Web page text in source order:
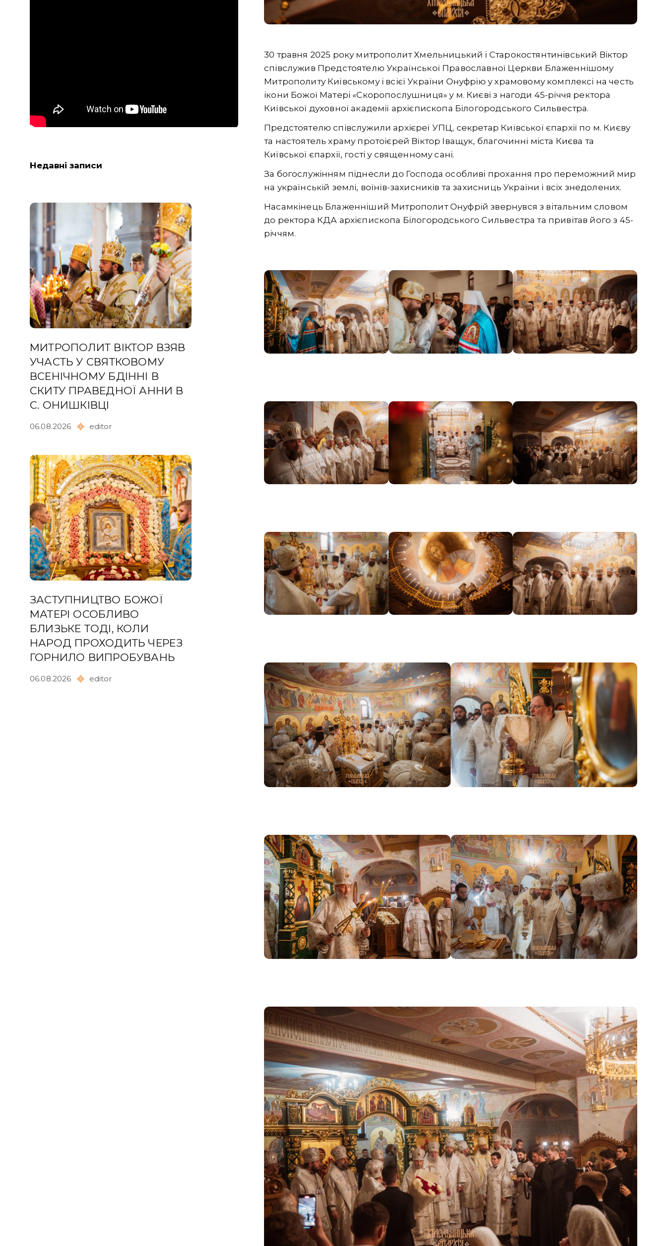
Недавні записи
МИТРОПОЛИТ ВІКТОР ВЗЯВ
УЧАСТЬ У СВЯТКОВОМУ
ВСЕНІЧНОМУ БДІННІ В
СКИТУ ПРАВЕДНОЇ АННИ В
С. ОНИШКІВЦІ
06.08.2026 editor
ЗАСТУПНИЦТВО БОЖОЇ
МАТЕРІ ОСОБЛИВО
БЛИЗЬКЕ ТОДІ, КОЛИ
НАРОД ПРОХОДИТЬ ЧЕРЕЗ
ГОРНИЛО ВИПРОБУВАНЬ
06.08.2026 editor
30 травня 2025 року митрополит Хмельницький і Старокостянтинівський Віктор
співслужив Предстоятелю Української Православної Церкви Блаженнішому
Митрополиту Київському і всієї України Онуфрію у храмовому комплексі на честь
ікони Божої Матері «Скоропослушниця» у м. Києві з нагоди 45-річчя ректора
Київської духовної академії архієпископа Білогородського Сильвестра.
Предстоятелю співслужили архієреї УПЦ, секретар Київської єпархії по м. Києву
та настоятель храму протоієрей Віктор Іващук, благочинні міста Києва та
Київської єпархії, гості у священному сані.
За богослужінням піднесли до Господа особливі прохання про переможний мир
на українській землі, воїнів-захисників та захисниць України і всіх знедолених.
Насамкінець Блаженніший Митрополит Онуфрій звернувся з вітальним словом
до ректора КДА архієпископа Білогородського Сильвестра та привітав його з 45-
річчям.